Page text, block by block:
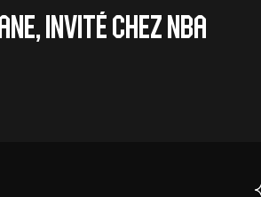
invité chez NBA